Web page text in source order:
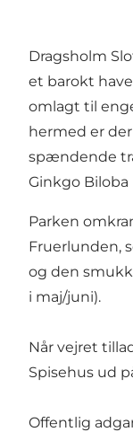
Dragsholm
et barokt
omlagt til
hermed er
spændende
Ginkgo
Parken
Fruerlunden,
og den
i maj/juni).
Når vejret
Spisehus ud
Offentlig